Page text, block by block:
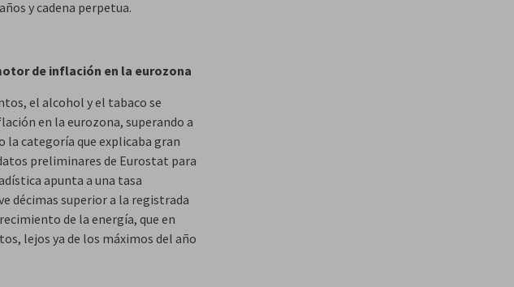
y cadena perpetua.
de inflación en la eurozona
el alcohol y el tabaco se
en la eurozona, superando a
la categoría que explicaba gran
preliminares de Eurostat para
apunta a una tasa
décimas superior a la registrada
de la energía, que en
lejos ya de los máximos del año